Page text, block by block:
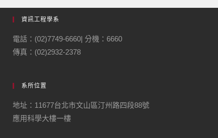
資訊工程學系
電話：(02)7749-6660| 分機：6660
傳真：(02)2932-2378
系所位置
地址：11677台北市文山區汀州路四段88號
應用科學大樓一樓